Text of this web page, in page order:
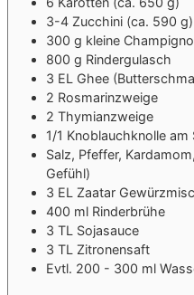
3-4 Zucchini (ca. 590 g)
300 g kleine
800 g Rindergulasch
3 EL Ghee
2 Rosmarinzweige
2 Thymianzweige
1/1 Knoblauchknolle am
Salz, Pfeffer,
Gefühl)
3 EL Zaatar
400 ml Rinderbrühe
3 TL Sojasauce
3 TL Zitronensaft
Evtl. 200 - 300 ml